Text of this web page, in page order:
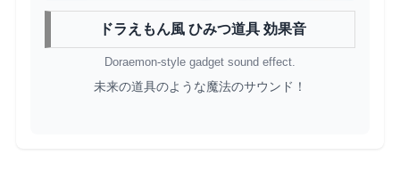
ドラえもん風 ひみつ道具 効果音
Doraemon-style gadget sound effect.
未来の道具のような魔法のサウンド！